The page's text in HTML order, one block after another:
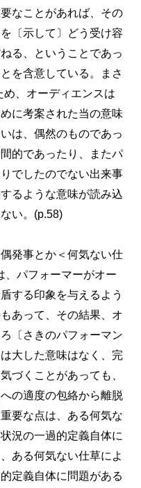
なことがあれば、その
〔示して〕どう受け容
る、ということであっ
を含意している。まさ
め、オーディエンスは
に考案された当の意味
は、偶然のものであっ
的であったり、またパ
でしたのでない出来事
るような意味が読み込
い。(p.58)
発事とか＜何気ない仕
、パフォーマーがオー
する印象を与えるよう
あって、その結果、オ
〔さきのパフォーマン
大した意味はなく、完
づくことがあっても、
の適度の包絡から離脱
要な点は、ある何気な
況の一過的定義自体に
ある何気ない仕草によ
定義自体に問題がある